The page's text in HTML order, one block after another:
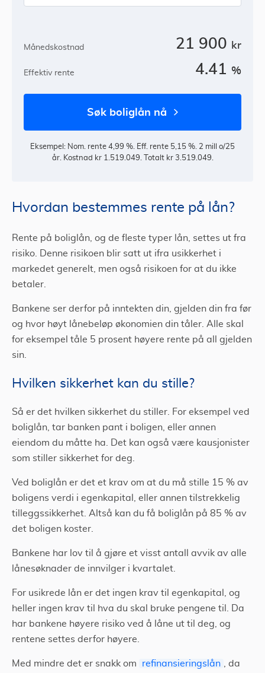
Månedskostnad 21 900 kr
Effektiv rente 4.41 %
søk boliglån nå
Eksempel: Nom. rente 4,99 %. Eff. rente 5,15 %. 2 mill o/25
år. Kostnad kr 1.519.049. Totalt kr 3.519.049.
Hvordan bestemmes rente på lån?
Rente på boliglån, og de fleste typer lån, settes ut fra
risiko. Denne risikoen blir satt ut ifra usikkerhet i
markedet generelt, men også risikoen for at du ikke
betaler.
Bankene ser derfor på inntekten din, gjelden din fra før
og hvor høyt lånebeløp økonomien din tåler. Alle skal
for eksempel tåle 5 prosent høyere rente på all gjelden
sin.
Hvilken sikkerhet kan du stille?
Så er det hvilken sikkerhet du stiller. For eksempel ved
boliglån, tar banken pant i boligen, eller annen
eiendom du måtte ha. Det kan også være kausjonister
som stiller sikkerhet for deg.
Ved boliglån er det et krav om at du må stille 15 % av
boligens verdi i egenkapital, eller annen tilstrekkelig
tilleggssikkerhet. Altså kan du få boliglån på 85 % av
det boligen koster.
Bankene har lov til å gjøre et visst antall avvik av alle
lånesøknader de innvilger i kvartalet.
For usikrede lån er det ingen krav til egenkapital, og
heller ingen krav til hva du skal bruke pengene til. Da
har bankene høyere risiko ved å låne ut til deg, og
rentene settes derfor høyere.
Med mindre det er snakk om refinansieringslån
, da